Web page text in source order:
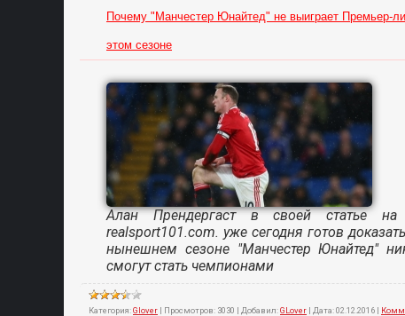
Почему "Манчестер Юнайтед" не выиграет Премьер-
этом сезоне
Алан Прендергаст в своей статье на
realsport101.com. уже сегодня готов
нынешнем сезоне "Манчестер Юнайтед"
смогут стать чемпионами
Категория:Glover | Просмотров: 3030 | Добавил:GLover | Дата:02.12.2016 |